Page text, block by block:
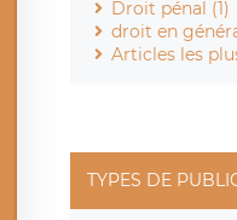
Droit pénal (1)
droit en
Articles les
TYPES DE